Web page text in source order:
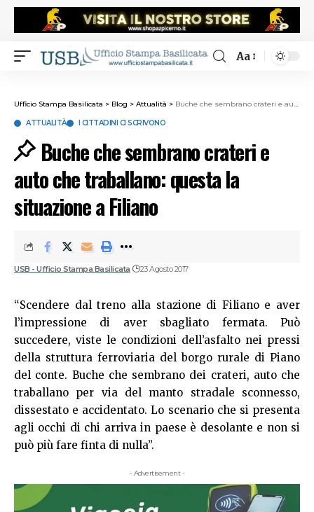
Aa
Ufficio Stampa Basilicata > Blog > Attualità > Buche che sembrano crateri e auto che traballano: questa la situazione a Filiano
ATTUALITÀ I CITTADINI CI SCRIVONO
Buche che sembrano crateri e
auto che traballano: questa la
situazione a Filiano
USB - Ufficio Stampa Basilicata 23 Agosto 2017
“Scendere dal treno alla stazione di Filiano e aver
l’impressione di aver sbagliato fermata. Può
succedere, viste le condizioni dell’asfalto nei pressi
della struttura ferroviaria del borgo rurale di Piano
del conte. Buche che sembrano dei crateri, auto che
traballano per via del manto stradale sconnesso,
dissestato e accidentato. Lo scenario che si presenta
agli occhi di chi arriva in paese è desolante e non si
può più fare finta di nulla”.
- Advertisement -